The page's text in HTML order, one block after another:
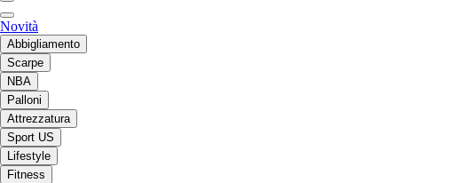
Novità
Abbigliamento
Scarpe
NBA
Palloni
Attrezzatura
Sport US
Lifestyle
Fitness